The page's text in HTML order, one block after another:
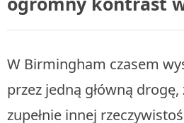
W Birmingham czasem
przez jedną główną
zupełnie innej